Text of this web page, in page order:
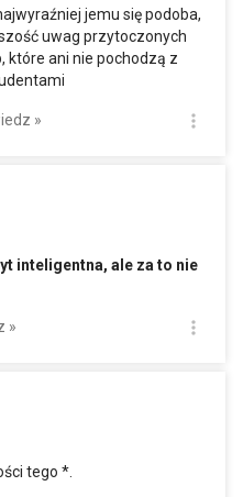
jemu się podoba,
uwag przytoczonych
które ani nie pochodzą z
»
inteligentna, ale za to nie
»
tego *.